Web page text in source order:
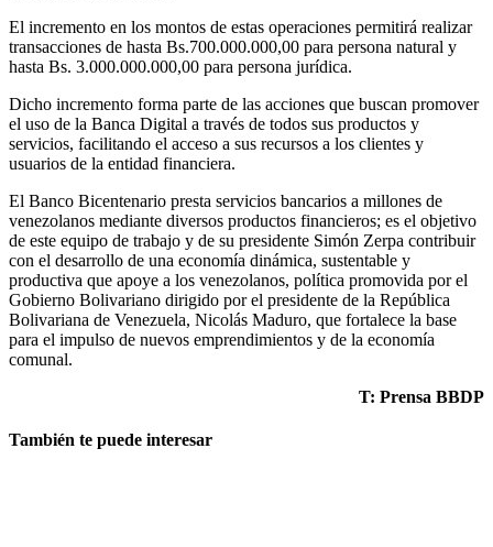
El incremento en los montos de estas operaciones permitirá realizar
transacciones de hasta Bs.700.000.000,00 para persona natural y
hasta Bs. 3.000.000.000,00 para persona jurídica.
Dicho incremento forma parte de las acciones que buscan promover
el uso de la Banca Digital a través de todos sus productos y
servicios, facilitando el acceso a sus recursos a los clientes y
usuarios de la entidad financiera.
El Banco Bicentenario presta servicios bancarios a millones de
venezolanos mediante diversos productos financieros; es el objetivo
de este equipo de trabajo y de su presidente Simón Zerpa contribuir
con el desarrollo de una economía dinámica, sustentable y
productiva que apoye a los venezolanos, política promovida por el
Gobierno Bolivariano dirigido por el presidente de la República
Bolivariana de Venezuela, Nicolás Maduro, que fortalece la base
para el impulso de nuevos emprendimientos y de la economía
comunal.
T: Prensa BBDP
También te puede interesar